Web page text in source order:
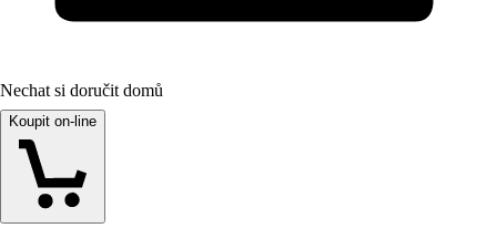
Nechat si doručit domů
Koupit on-line